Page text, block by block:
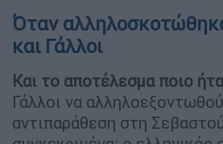
Όταν
και Γάλλοι
Και το αποτέλεσμα ποιο
Γάλλοι να
αντιπαράθεση στη